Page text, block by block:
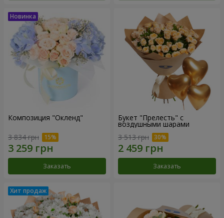
Композиция "Окленд"
3 834 грн
Заказать
Букет "Прелесть" с
воздушными шарами
3 513 грн
Заказать